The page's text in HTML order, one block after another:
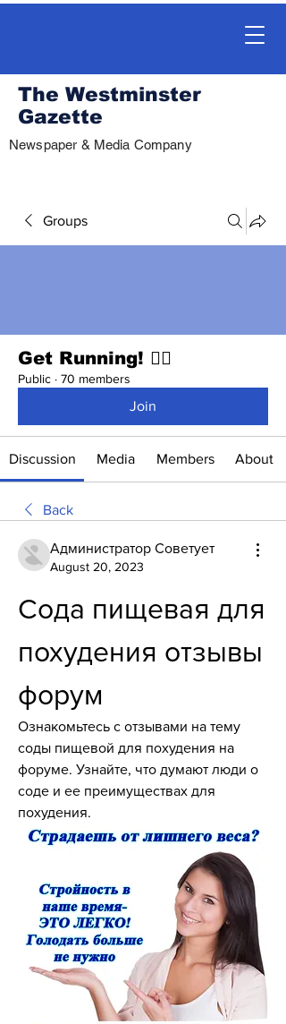
The Westminster
Gazette
Newspaper & Media Company
Groups
Get Running! 🏃‍♀️
Public · 70 members
Join
Discussion Media Members About
Back
Администратор Советует
August 20, 2023
Сода пищевая для
похудения отзывы
форум
Ознакомьтесь с отзывами на тему
соды пищевой для похудения на
форуме. Узнайте, что думают люди о
соде и ее преимуществах для
похудения.